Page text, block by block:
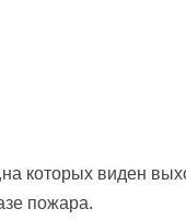
которых виден
пожара.